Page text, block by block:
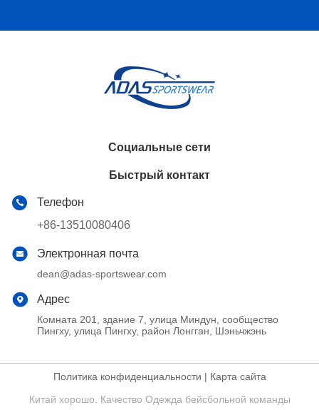
Социальные сети
Быстрый контакт
Телефон
+86-13510080406
Электронная почта
dean@adas-sportswear.com
Адрес
Комната 201, здание 7, улица Миндун, сообщество
Пингху, улица Пингху, район Лонгган, Шэньчжэнь
Политика конфиденциальности | Карта сайта
Китай хорошо. Качество Одежда бейсбольной команды